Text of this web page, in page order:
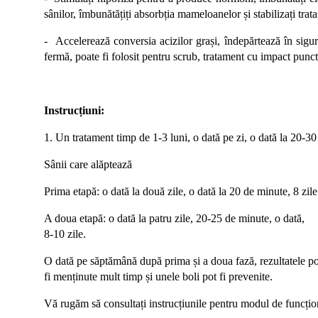
sânilor, îmbunătățiți absorbția mameloanelor și stabilizați
- Accelerează conversia acizilor grași, îndepărtează în
fermă, poate fi folosit pentru scrub, tratament cu impact
Instrucțiuni:
1. Un tratament timp de 1-3 luni, o dată pe zi, o dată la 20-
Sânii care alăptează
Prima etapă: o dată la două zile, o dată la 20 de minute, 8
A doua etapă: o dată la patru zile, 20-25 de minute, o dată,
8-10 zile.
O dată pe săptămână după prima și a doua fază, rezultatele
fi menținute mult timp și unele boli pot fi prevenite.
Vă rugăm să consultați instrucțiunile pentru modul de